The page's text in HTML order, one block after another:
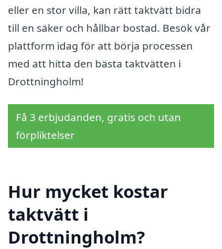
eller en stor villa, kan rätt taktvätt bidra
till en säker och hållbar bostad. Besök vår
plattform idag för att börja processen
med att hitta den bästa taktvätten i
Drottningholm!
Få 3 erbjudanden, gratis och utan
förpliktelser
Hur mycket kostar
taktvätt i
Drottningholm?